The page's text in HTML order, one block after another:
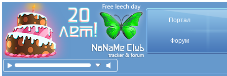
Портал
Форум